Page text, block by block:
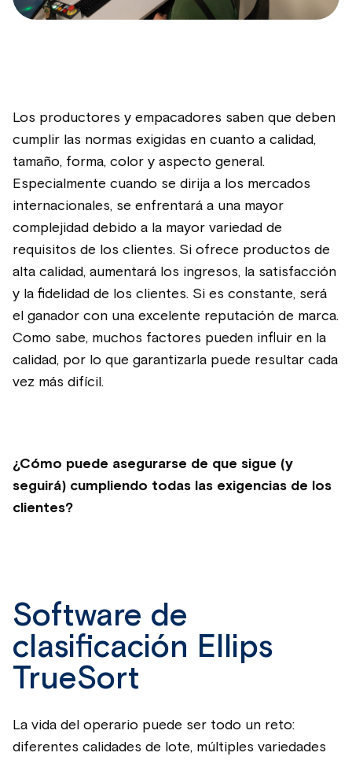
Los productores y empacadores saben que deben
cumplir las normas exigidas en cuanto a calidad,
tamaño, forma, color y aspecto general.
Especialmente cuando se dirija a los mercados
internacionales, se enfrentará a una mayor
complejidad debido a la mayor variedad de
requisitos de los clientes. Si ofrece productos de
alta calidad, aumentará los ingresos, la satisfacción
y la fidelidad de los clientes. Si es constante, será
el ganador con una excelente reputación de marca.
Como sabe, muchos factores pueden influir en la
calidad, por lo que garantizarla puede resultar cada
vez más difícil.
¿Cómo puede asegurarse de que sigue (y
seguirá) cumpliendo todas las exigencias de los
clientes?
Software de
clasificación Ellips
TrueSort
La vida del operario puede ser todo un reto:
diferentes calidades de lote, múltiples variedades